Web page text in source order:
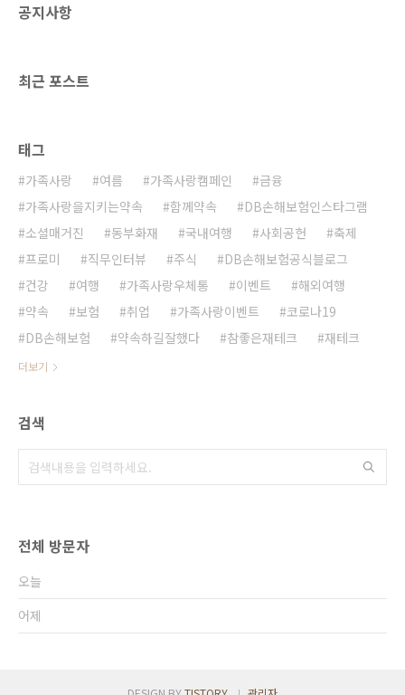
처 파이터 추성훈의 자녀교육 ‘흥미 유발+특급칭
사랑이는 ‘주세요’ ..
공지사항
최근 포스트
태그
가족사랑 여름 가족사랑캠페인
금융
가족사랑을지키는약속
함께약속
DB손해보험인스타그램
소셜매거진
동부화재 국내여행 사회공헌
축제
프로미
직무인터뷰 주식
DB손해보험공식블로그
건강
여행 가족사랑우체통 이벤트
해외여행
약속
보험 취업 가족사랑이벤트
코로나19
DB손해보험
약속하길잘했다 참좋은재테크 재테크
더보기
검색
전체 방문자
오늘
어제